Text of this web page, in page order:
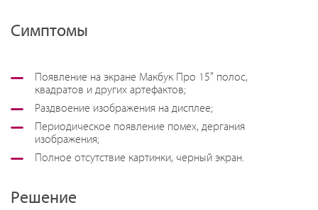
Симптомы
Появление на экране Макбук Про 15" полос,
квадратов и других артефактов;
Раздвоение изображения на дисплее;
Периодическое появление помех, дергания
изображения;
Полное отсутствие картинки, черный экран.
Решение